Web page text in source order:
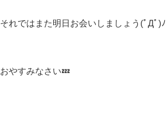
それではまた明日お会いしましょう(ﾟДﾟ)ﾉ
おやすみなさい💤